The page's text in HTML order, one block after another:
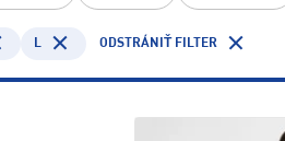
L ODSTRÁNIŤ FILTER